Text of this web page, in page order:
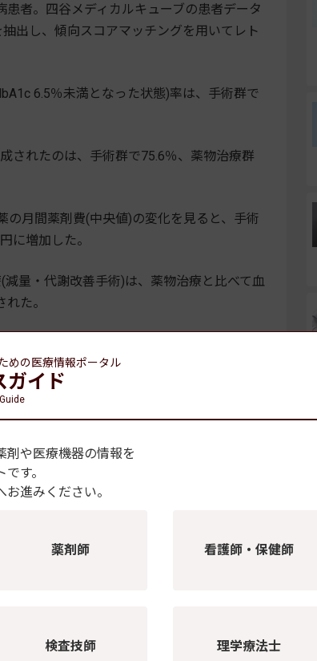
者。四谷メディカルキューブの患者データ
出し、傾向スコアマッチングを用いてレト
6.5％未満となった状態)率は、手術群で
されたのは、手術群で75.6％、薬物治療群
月間薬剤費(中央値)の変化を見ると、手術
に増加した。
量・代謝改善手術)は、薬物治療と比べて血
た。
薬物治療と比較して、外科治療の有用性
ました。近年、腹腔鏡下減量・代謝改善手
ェリー)として注目されていますが、保険上
んが多くいらっしゃいます。今後のさらな
四谷メディカルキューブの関洋介氏はコメ
ポートしており、2017年11月に、2型糖尿
年7月には、肥満・糖尿外科手術の増加が
れ、最終的に肥満の臨床的および経済的負
めの医療情報ポータル
ガイド
剤や医療機器の情報を
す。
進みください。
薬剤師 看護師・保健師
検査技師 理学療法士